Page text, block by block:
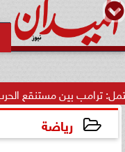
الحرب ومطرقة
رياضة